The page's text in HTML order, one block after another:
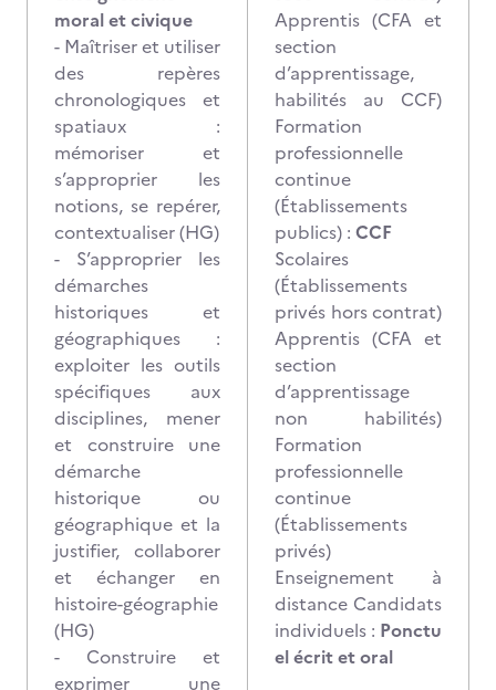
moral et civique
- Maîtriser et utiliser
des repères
chronologiques et
spatiaux :
mémoriser et
s’approprier les
notions, se repérer,
contextualiser (HG)
- S’approprier les
démarches
historiques et
géographiques :
exploiter les outils
spécifiques aux
disciplines, mener
et construire une
démarche
historique ou
géographique et la
justifier, collaborer
et échanger en
histoire-géographie
(HG)
- Construire et
exprimer une
Apprentis (CFA et
section
d’apprentissage,
habilités au CCF)
Formation
professionnelle
continue
(Établissements
publics) : CCF
Scolaires
(Établissements
privés hors contrat)
Apprentis (CFA et
section
d’apprentissage
non habilités)
Formation
professionnelle
continue
(Établissements
privés)
Enseignement à
distance Candidats
individuels : Ponctu
el écrit et oral